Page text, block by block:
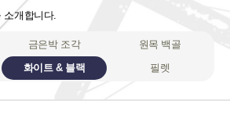
소개합니다.
금은박 조각
원목 백골
화이트 & 블랙 필렛